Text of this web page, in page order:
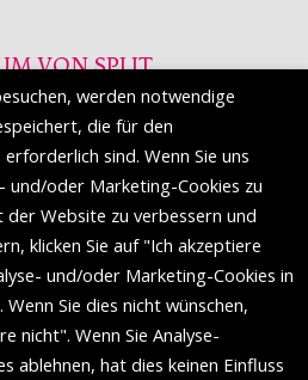
VON SPLIT
Einkaufsziel mit
und einer Reihe von
ersten Mal in Split erscheinen.
werden notwendige
die für den
sind. Wenn Sie uns
und/oder Marketing-Cookies zu
Website zu verbessern und
klicken Sie auf "Ich akzeptiere
und/oder Marketing-Cookies in
Sie dies nicht wünschen,
nicht". Wenn Sie Analyse-
ablehnen, hat dies keinen Einfluss